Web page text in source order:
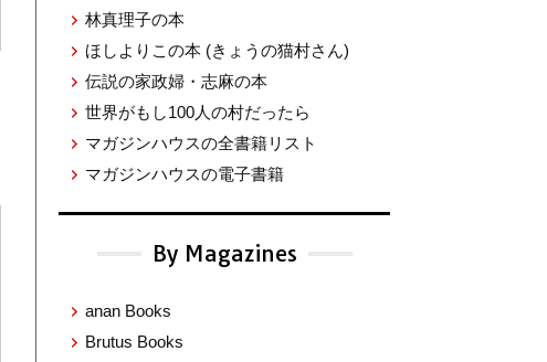
林真理子の本
ほしよりこの本 (きょうの猫村さん)
伝説の家政婦・志麻の本
世界がもし100人の村だったら
マガジンハウスの全書籍リスト
マガジンハウスの電子書籍
By Magazines
anan Books
Brutus Books